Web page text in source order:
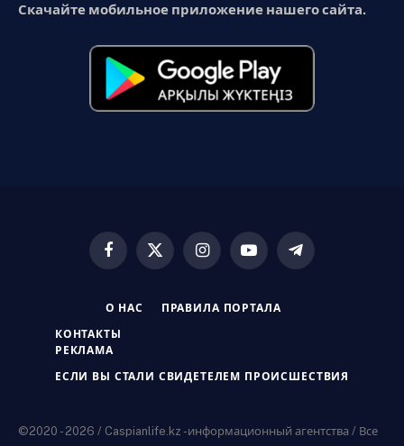
Скачайте мобильное приложение нашего сайта.
Facebook
X
InstagramYouTubeTelegram
О НАС ПРАВИЛА ПОРТАЛА
КОНТАКТЫ
РЕКЛАМА
ЕСЛИ ВЫ СТАЛИ СВИДЕТЕЛЕМ ПРОИСШЕСТВИЯ
©2020 - 2026 / Caspianlife.kz -информационный агентства / Все